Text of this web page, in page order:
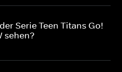
Serie Teen Titans Go!
sehen?